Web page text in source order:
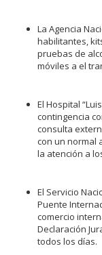
La Agencia
habilitantes,
pruebas de
móviles a el
El Hospital
contingencia
consulta
con un normal
la atención a
El Servicio
Puente
comercio
Declaración
todos los días.